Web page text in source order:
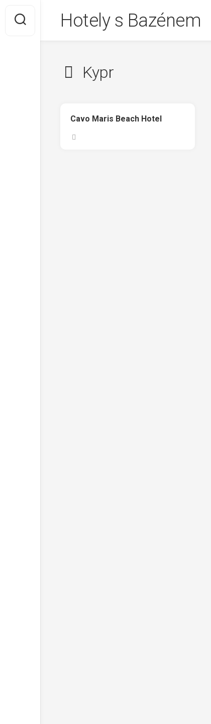
content
Hotely s Bazénem
Kypr
Cavo Maris Beach Hotel